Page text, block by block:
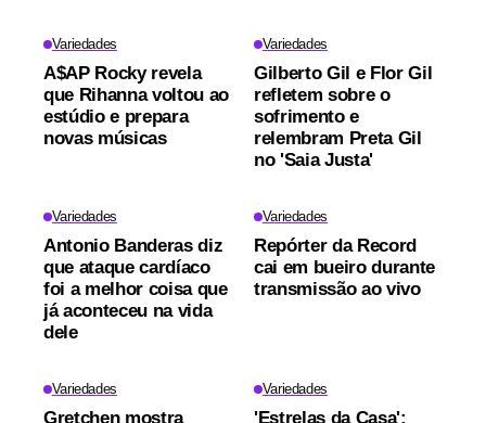
Variedades
A$AP Rocky revela
que Rihanna voltou ao
estúdio e prepara
novas músicas
Variedades
Gilberto Gil e Flor Gil
refletem sobre o
sofrimento e
relembram Preta Gil
no 'Saia Justa'
Variedades
Antonio Banderas diz
que ataque cardíaco
foi a melhor coisa que
já aconteceu na vida
dele
Variedades
Repórter da Record
cai em bueiro durante
transmissão ao vivo
Variedades
Gretchen mostra
Variedades
'Estrelas da Casa':